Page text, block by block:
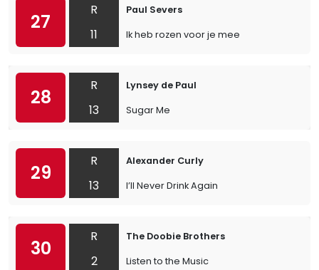
27
R
11
Paul Severs
Ik heb rozen voor je mee
28
R
13
Lynsey de Paul
Sugar Me
29
R
13
Alexander Curly
I’ll Never Drink Again
30
R
2
The Doobie Brothers
Listen to the Music